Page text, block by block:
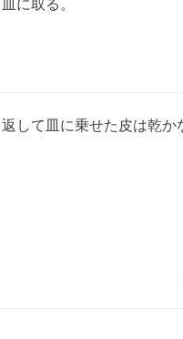
に取る。
して皿に乗せた皮は乾か